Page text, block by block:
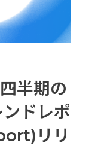
半期の
ドレポ
リリ